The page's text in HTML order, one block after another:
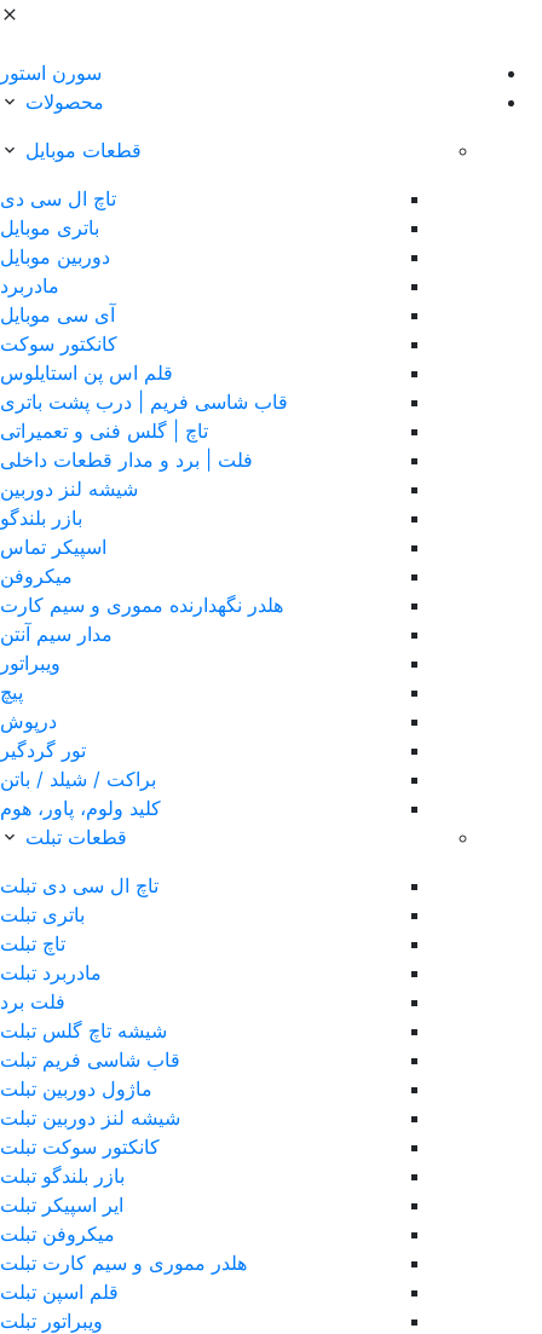
سورن استور
محصولات
قطعات موبایل
تاچ ال سی دی
باتری موبایل
دوربین موبایل
مادربرد
آی سی موبایل
کانکتور سوکت
قلم اس پن استایلوس
قاب شاسی فریم | درب پشت باتری
تاچ | گلس فنی و تعمیراتی
فلت | برد و مدار قطعات داخلی
شیشه لنز دوربین
بازر بلندگو
اسپیکر تماس
میکروفن
هلدر نگهدارنده مموری و سیم کارت
مدار سیم آنتن
ویبراتور
پیچ
درپوش
تور گردگیر
براکت / شیلد / باتن
کلید ولوم، پاور، هوم
قطعات تبلت
تاچ ال سی دی تبلت
باتری تبلت
تاچ تبلت
مادربرد تبلت
فلت برد
شیشه تاچ گلس تبلت
قاب شاسی فریم تبلت
ماژول دوربین تبلت
شیشه لنز دوربین تبلت
کانکتور سوکت تبلت
بازر بلندگو تبلت
ایر اسپیکر تبلت
میکروفن تبلت
هلدر مموری و سیم کارت تبلت
قلم اس‎پن تبلت
ویبراتور تبلت